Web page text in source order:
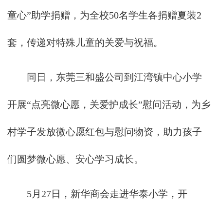
童心”助学捐赠，为全校50名学生各捐赠夏装2
套，传递对特殊儿童的关爱与祝福。
同日，东莞三和盛公司到江湾镇中心小学
开展“点亮微心愿，关爱护成长”慰问活动，为乡
村学子发放微心愿红包与慰问物资，助力孩子
们圆梦微心愿、安心学习成长。
5月27日，新华商会走进华泰小学，开